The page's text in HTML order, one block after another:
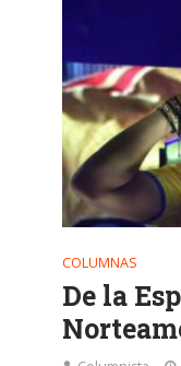
COLUMNAS
De la